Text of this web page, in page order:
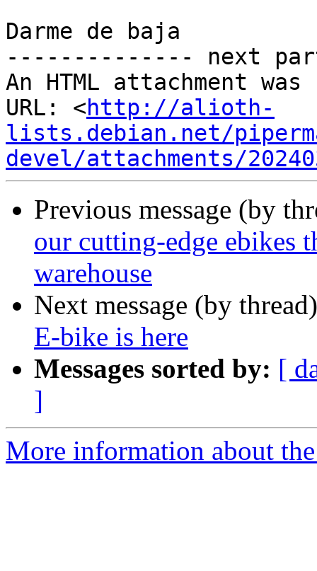
Darme de baja
-------------- next
An HTML attachment
URL: <http://alioth-
lists.debian.net/
devel/attachments/
Previous message (by
our cutting-edge ebikes
warehouse
Next message (by
E-bike is here
Messages sorted by: [
]
More information about